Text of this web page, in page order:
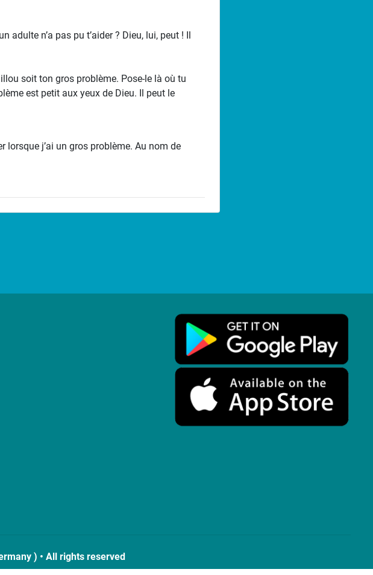
adulte n’a pas pu t’aider ? Dieu, lui, peut ! Il
soit ton gros problème. Pose-le là où tu
est petit aux yeux de Dieu. Il peut le
lorsque j’ai un gros problème. Au nom de
) • All rights reserved